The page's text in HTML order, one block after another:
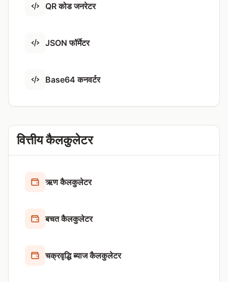
QR कोड जनरेटर
JSON फॉर्मेटर
Base64 कनवर्टर
वित्तीय कैलकुलेटर
ऋण कैलकुलेटर
बचत कैलकुलेटर
चक्रवृद्धि ब्याज कैलकुलेटर